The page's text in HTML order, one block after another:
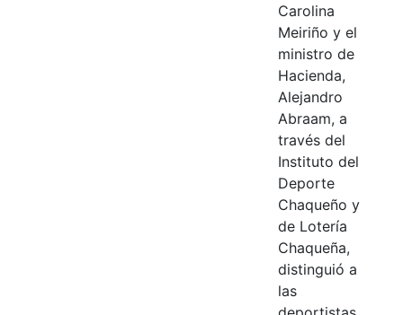
Carolina
Meiriño y el
ministro de
Hacienda,
Alejandro
Abraam, a
través del
Instituto del
Deporte
Chaqueño y
de Lotería
Chaqueña,
distinguió a
las